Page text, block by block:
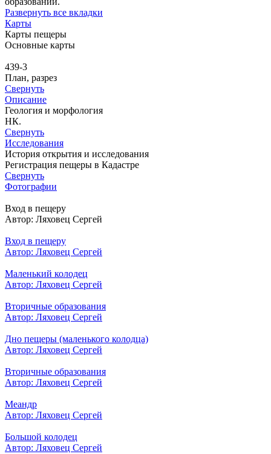
Развернуть все вкладки
Карты
Карты пещеры
Основные карты
439-3
План, разрез
Свернуть
Описание
Геология и морфология
НК.
Свернуть
Исследования
История открытия и исследования
Регистрация пещеры в Кадастре
Свернуть
Фотографии
Вход в пещеру
Автор: Ляховец Сергей
Вход в пещеру
Автор: Ляховец Сергей
Маленький колодец
Автор: Ляховец Сергей
Вторичные образования
Автор: Ляховец Сергей
Дно пещеры (маленького колодца)
Автор: Ляховец Сергей
Вторичные образования
Автор: Ляховец Сергей
Меандр
Автор: Ляховец Сергей
Большой колодец
Автор: Ляховец Сергей